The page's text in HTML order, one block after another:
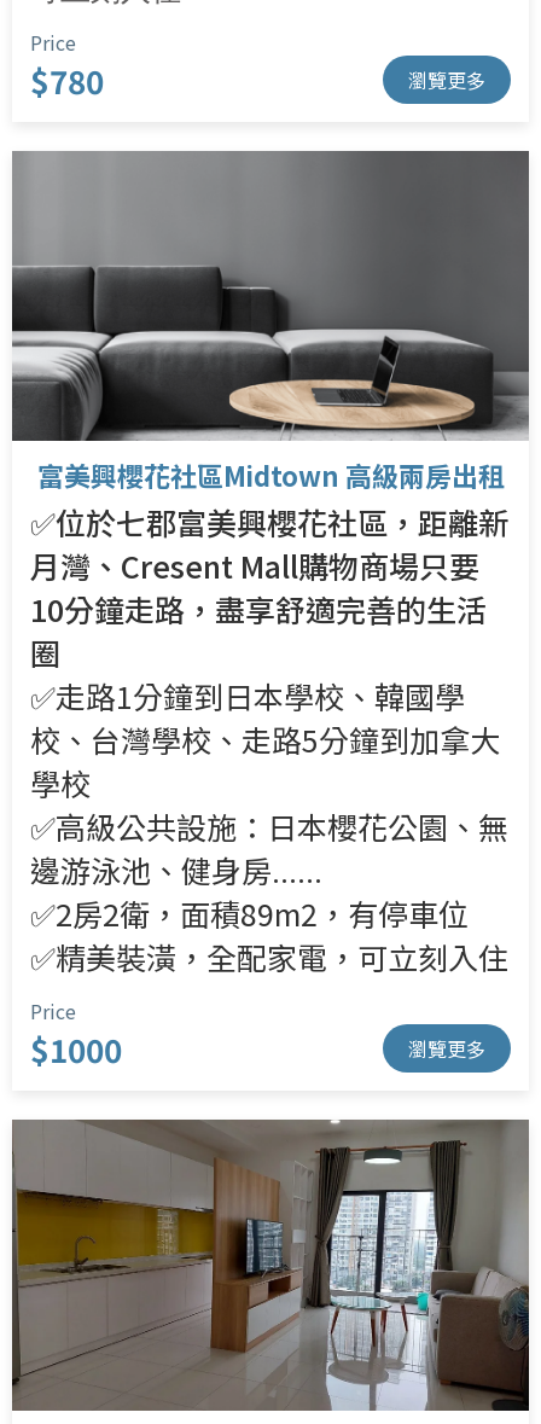
Price
$780 瀏覽更多
富美興櫻花社區Midtown 高級兩房出租
✅位於七郡富美興櫻花社區，距離新
月灣、Cresent Mall購物商場只要
10分鐘走路，盡享舒適完善的生活
圈
✅走路1分鐘到日本學校、韓國學
校、台灣學校、走路5分鐘到加拿大
學校
✅高級公共設施：日本櫻花公園、無
邊游泳池、健身房......
✅2房2衛，面積89m2，有停車位
✅精美裝潢，全配家電，可立刻入住
Price
$1000 瀏覽更多